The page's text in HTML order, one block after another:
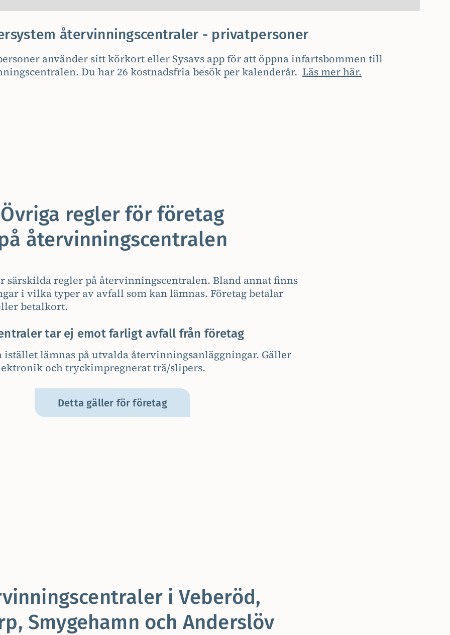
återvinningscentraler - privatpersoner
använder sitt körkort eller Sysavs app för att öppna infartsbommen till
Du har 26 kostnadsfria besök per kalenderår. Läs mer här.
Övriga regler för företag
återvinningscentralen
särskilda regler på återvinningscentralen. Bland annat finns
i vilka typer av avfall som kan lämnas. Företag betalar
betalkort.
tar ej emot farligt avfall från företag
istället lämnas på utvalda återvinningsanläggningar. Gäller
och tryckimpregnerat trä/slipers.
Detta gäller för företag
i Veberöd,
Smygehamn och Anderslöv